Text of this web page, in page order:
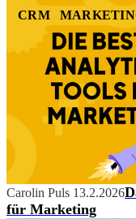
CRM
Carolin Puls 13.2.2026
für Marketing